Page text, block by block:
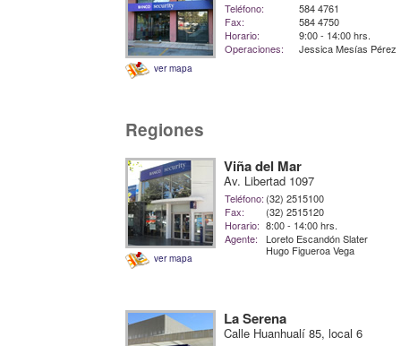
ver mapa
Teléfono:
584 4761
Fax:
584 4750
Horario:
9:00 - 14:00 hrs.
Operaciones:
Jessica Mesías Pérez
Regiones
ver mapa
Viña del Mar
Av. Libertad 1097
Teléfono: (32) 2515100
Fax:
(32) 2515120
Horario: 8:00 - 14:00 hrs.
Agente:
Loreto Escandón Slater
Hugo Figueroa Vega
La Serena
Calle Huanhualí 85, local 6